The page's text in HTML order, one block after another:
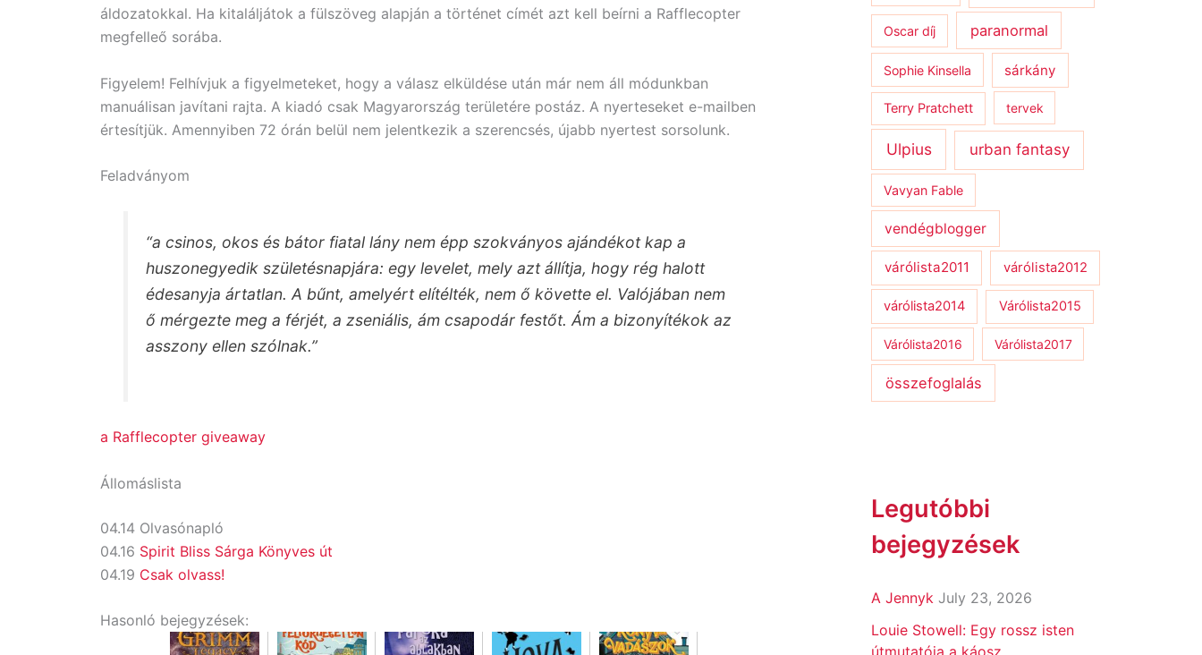
áldozatokkal. Ha kitaláljátok a fülszöveg alapján a történet címét azt kell beírni a Rafflecopter
megfelleő sorába.
Figyelem! Felhívjuk a figyelmeteket, hogy a válasz elküldése után már nem áll módunkban
manuálisan javítani rajta. A kiadó csak Magyarország területére postáz. A nyerteseket e-mailben
értesítjük. Amennyiben 72 órán belül nem jelentkezik a szerencsés, újabb nyertest sorsolunk.
Feladványom
“a csinos, okos és bátor fiatal lány nem épp szokványos ajándékot kap a
huszonegyedik születésnapjára: egy levelet, mely azt állítja, hogy rég halott
édesanyja ártatlan. A bűnt, amelyért elítélték, nem ő követte el. Valójában nem
ő mérgezte meg a férjét, a zseniális, ám csapodár festőt. Ám a bizonyítékok az
asszony ellen szólnak.”
a Rafflecopter giveaway
Állomáslista
04.14 Olvasónapló
04.16 Spirit Bliss Sárga Könyves út
04.19 Csak olvass!
Hasonló bejegyzések:
Oscar díj paranormal
Sophie Kinsella sárkány
Terry Pratchett tervek
Ulpius urban fantasy
Vavyan Fable
vendégblogger
várólista2011 várólista2012
várólista2014 Várólista2015
Várólista2016 Várólista2017
összefoglalás
Legutóbbi
bejegyzések
A Jennyk July 23, 2026
Louie Stowell: Egy ​rossz isten